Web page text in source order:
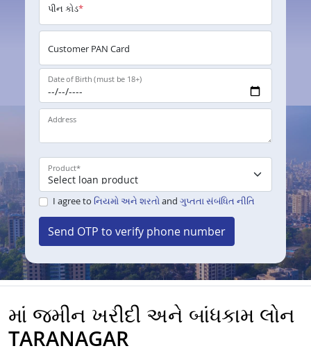
પીન કોડ*
Customer PAN Card
Date of Birth (must be 18+)
Address
Product*
I agree to નિયમો અને શરતોand ગુપ્તતા સંબંધિત નીતિ
Send OTP to verify phone number
માં જમીન ખરીદી અને બાંધકામ લોન
TARANAGAR